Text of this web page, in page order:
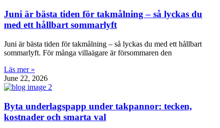
Juni är bästa tiden för takmålning – så lyckas du
med ett hållbart sommarlyft
Juni är bästa tiden för takmålning – så lyckas du med ett hållbart
sommarlyft. För många villaägare är försommaren den
Läs mer »
June 22, 2026
Byta underlagspapp under takpannor: tecken,
kostnader och smarta val